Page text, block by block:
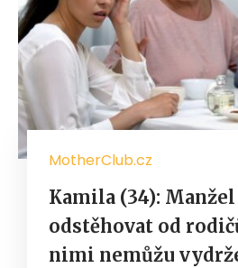
MotherClub.cz
Kamila (34): Manžel
odstěhovat od
nimi nemůžu